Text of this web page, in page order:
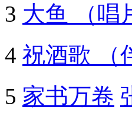
3 大鱼 （唱
4 祝酒歌 （
5 家书万卷